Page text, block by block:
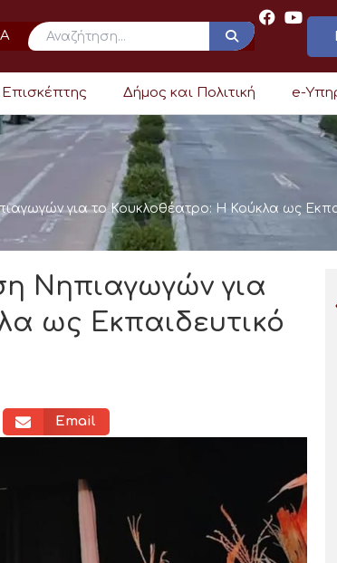
Επισκέπτης Δήμος και Πολιτική e-
για το Κουκλοθέατρο: Η Κούκλα ως
Νηπιαγωγών για
ως Εκπαιδευτικό
Email